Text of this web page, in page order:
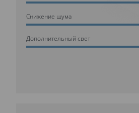
Cнижение шума
Дополнительный свет